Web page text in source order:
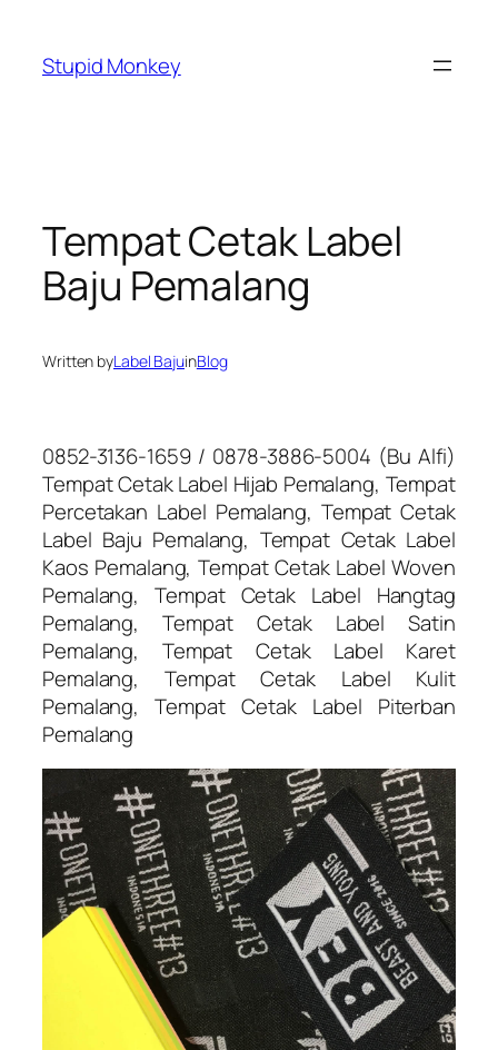
content
Stupid Monkey
Tempat Cetak Label
Baju Pemalang
Written byLabel BajuinBlog
0852-3136-1659 / 0878-3886-5004 (Bu Alfi)
Tempat Cetak Label Hijab Pemalang, Tempat
Percetakan Label Pemalang, Tempat Cetak
Label Baju Pemalang, Tempat Cetak Label
Kaos Pemalang, Tempat Cetak Label Woven
Pemalang, Tempat Cetak Label Hangtag
Pemalang, Tempat Cetak Label Satin
Pemalang, Tempat Cetak Label Karet
Pemalang, Tempat Cetak Label Kulit
Pemalang, Tempat Cetak Label Piterban
Pemalang